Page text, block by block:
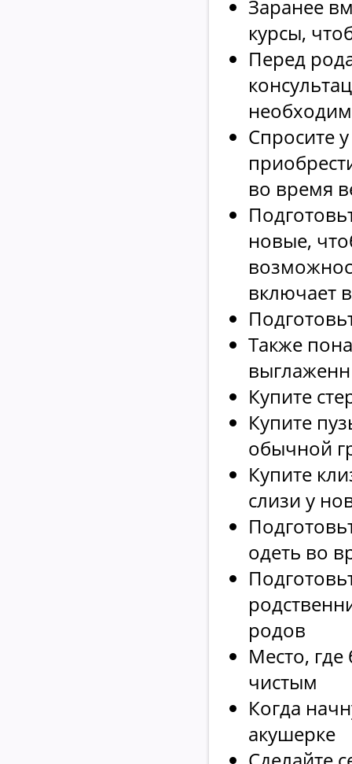
Заранее
курсы,
Перед
Спросите
во время
новые,
включает
Также
Купите
Купите
обычной
Купите
слизи у
одеть во
родов
Место,
чистым
Когда
акушерке